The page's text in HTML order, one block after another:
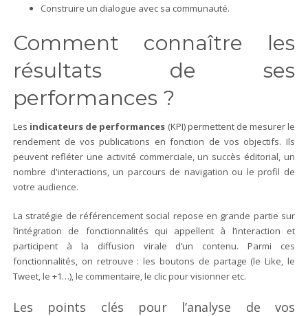
Construire un dialogue avec sa communauté.
Comment connaître les
résultats de ses
performances ?
Les indicateurs de performances (KPI) permettent de mesurer le
rendement de vos publications en fonction de vos objectifs. Ils
peuvent refléter une activité commerciale, un succès éditorial, un
nombre d'interactions, un parcours de navigation ou le profil de
votre audience.
La stratégie de référencement social repose en grande partie sur
l’intégration de fonctionnalités qui appellent à l’interaction et
participent à la diffusion virale d’un contenu. Parmi ces
fonctionnalités, on retrouve : les boutons de partage (le Like, le
Tweet, le +1…), le commentaire, le clic pour visionner etc.
Les points clés pour l’analyse de vos